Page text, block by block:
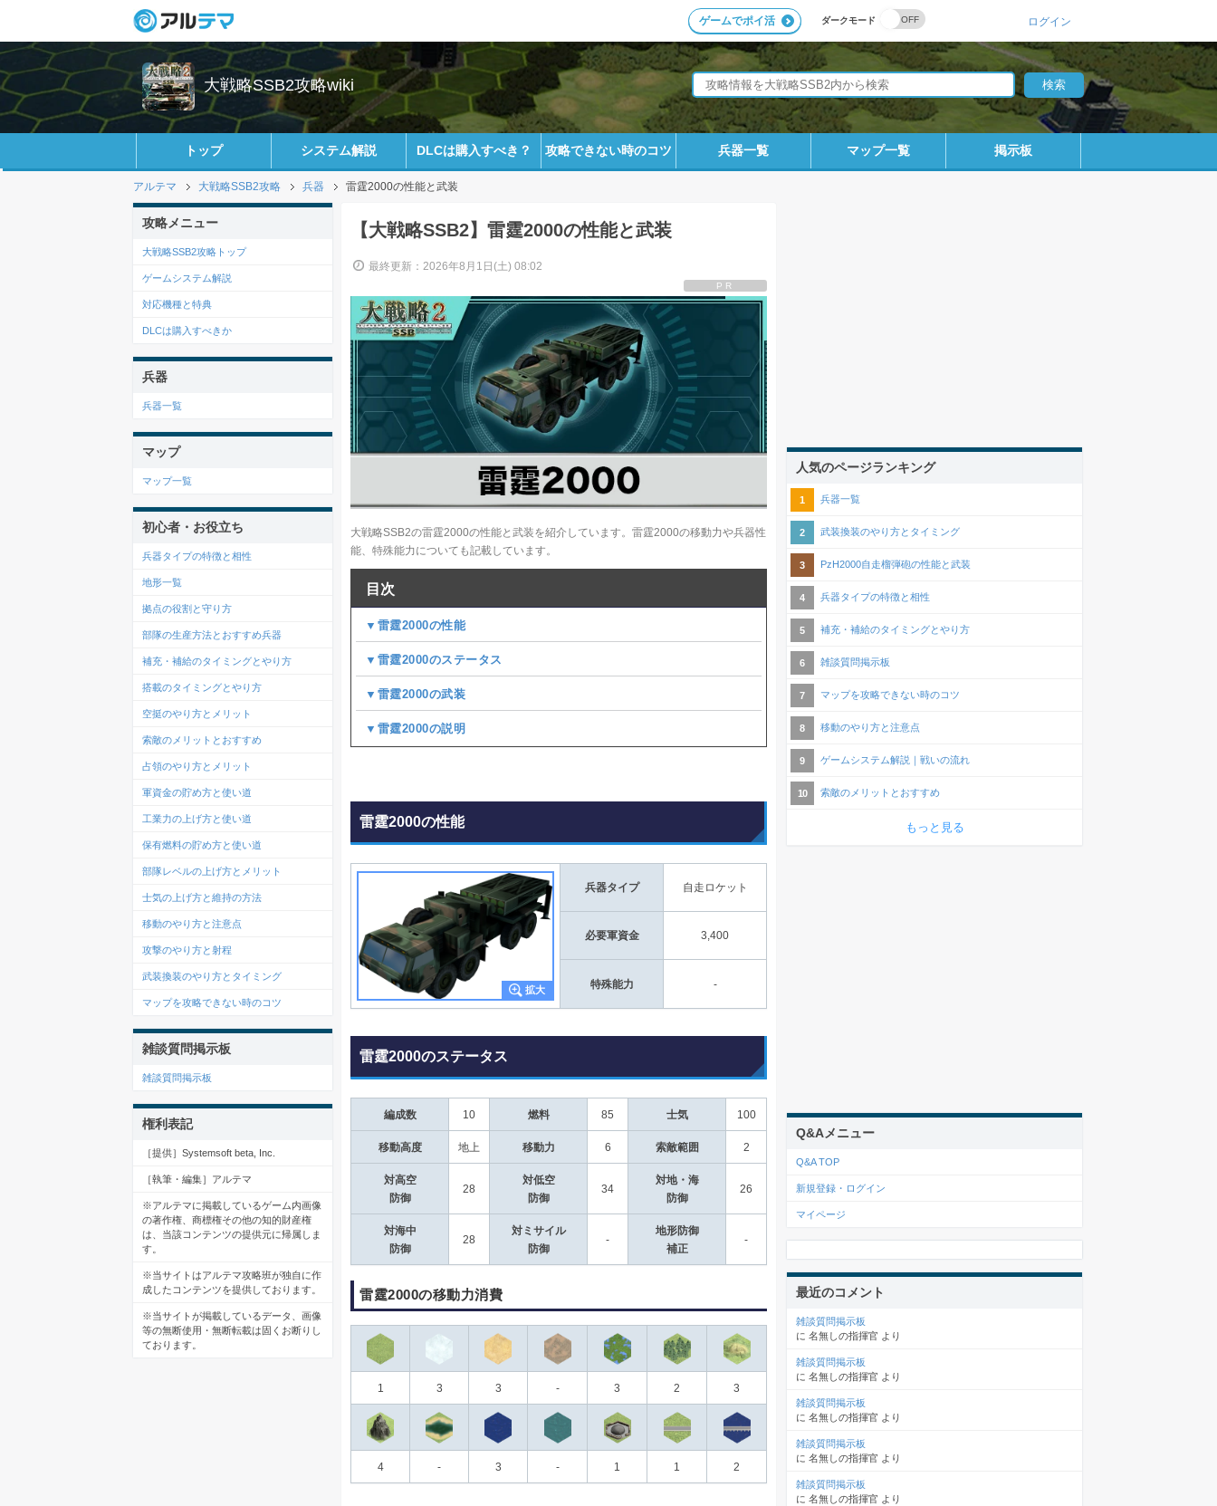
ダークモード
ゲームでポイ活 ログイン
大戦略SSB2攻略wiki
トップ システム解説 DLCは購入すべき？ 攻略できない時のコツ 兵器一覧 マップ一覧 掲示板
アルテマ 大戦略SSB2攻略 兵器 雷霆2000の性能と武装
【大戦略SSB2】雷霆2000の性能と武装
最終更新：2026年8月1日(土) 08:02
PR
大戦略SSB2の雷霆2000の性能と武装を紹介しています。雷霆2000の移動力や兵器性
能、特殊能力についても記載しています。
目次
▼雷霆2000の性能
▼雷霆2000のステータス
▼雷霆2000の武装
▼雷霆2000の説明
雷霆2000の性能
兵器タイプ 自走ロケット
必要軍資金 3,400
特殊能力 -
雷霆2000のステータス
編成数 10 燃料 85 士気 100
移動高度 地上 移動力 6 索敵範囲 2
対高空
防御
28
対低空
防御
34
対地・海
防御
26
対海中
防御
28
対ミサイル
防御
-
地形防御
補正
-
雷霆2000の移動力消費
1 3 3 - 3 2 3
4 - 3 - 1 1 2
攻略メニュー
大戦略SSB2攻略トップ
ゲームシステム解説
対応機種と特典
DLCは購入すべきか
兵器
兵器一覧
マップ
マップ一覧
初心者・お役立ち
兵器タイプの特徴と相性
地形一覧
拠点の役割と守り方
部隊の生産方法とおすすめ兵器
補充・補給のタイミングとやり方
搭載のタイミングとやり方
空挺のやり方とメリット
索敵のメリットとおすすめ
占領のやり方とメリット
軍資金の貯め方と使い道
工業力の上げ方と使い道
保有燃料の貯め方と使い道
部隊レベルの上げ方とメリット
士気の上げ方と維持の方法
移動のやり方と注意点
攻撃のやり方と射程
武装換装のやり方とタイミング
マップを攻略できない時のコツ
雑談質問掲示板
雑談質問掲示板
権利表記
［提供］Systemsoft beta, Inc.
［執筆・編集］アルテマ
※アルテマに掲載しているゲーム内画像
の著作権、商標権その他の知的財産権
は、当該コンテンツの提供元に帰属しま
す。
※当サイトはアルテマ攻略班が独自に作
成したコンテンツを提供しております。
※当サイトが掲載しているデータ、画像
等の無断使用・無断転載は固くお断りし
ております。
人気のページランキング
兵器一覧
武装換装のやり方とタイミング
PzH2000自走榴弾砲の性能と武装
兵器タイプの特徴と相性
補充・補給のタイミングとやり方
雑談質問掲示板
マップを攻略できない時のコツ
移動のやり方と注意点
ゲームシステム解説｜戦いの流れ
索敵のメリットとおすすめ
もっと見る
Q&Aメニュー
Q&A TOP
新規登録・ログイン
マイページ
最近のコメント
雑談質問掲示板
に 名無しの指揮官 より
雑談質問掲示板
に 名無しの指揮官 より
雑談質問掲示板
に 名無しの指揮官 より
雑談質問掲示板
に 名無しの指揮官 より
雑談質問掲示板
に 名無しの指揮官 より